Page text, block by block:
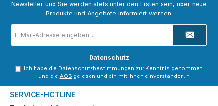
Newsletter und Sie werden stets unter den Ersten sein, über neue
Produkte und Angebote informiert werden.
Mail-
Adresse
Datenschutz
Ich habe die Datenschutzbestimmungen zur Kenntnis genommen
und die AGB gelesen und bin mit ihnen einverstanden. *
SERVICE-HOTLINE